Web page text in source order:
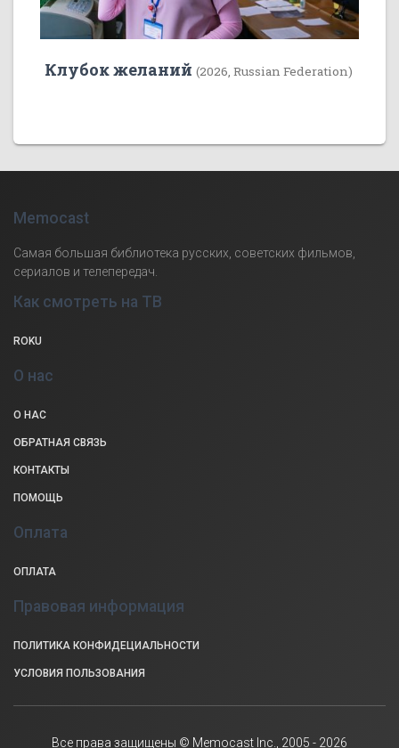
Клубок желаний (2026, Russian Federation)
Memocast
Самая большая библиотека русских, советских фильмов,
сериалов и телепередач.
Как смотреть на ТВ
ROKU
О нас
О НАС
ОБРАТНАЯ СВЯЗЬ
КОНТАКТЫ
ПОМОЩЬ
Оплата
ОПЛАТА
Правовая информация
ПОЛИТИКА КОНФИДЕЦИАЛЬНОСТИ
УСЛОВИЯ ПОЛЬЗОВАНИЯ
Все права защищены © Memocast Inc., 2005 - 2026